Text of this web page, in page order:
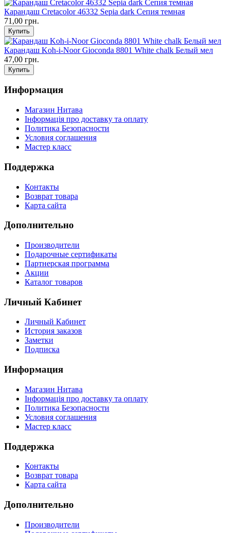
Карандаш Cretacolor 46332 Sepia dark Сепия темная
71,00 грн.
Карандаш Koh-i-Noor Gioconda 8801 White chalk Белый мел
47,00 грн.
Информация
Магазин Нитава
Інформація про доставку та оплату
Политика Безопасности
Условия соглашения
Мастер класс
Поддержка
Контакты
Возврат товара
Карта сайта
Дополнительно
Производители
Подарочные сертификаты
Партнерская программа
Акции
Каталог товаров
Личный Кабинет
Личный Кабинет
История заказов
Заметки
Подписка
Информация
Магазин Нитава
Інформація про доставку та оплату
Политика Безопасности
Условия соглашения
Мастер класс
Поддержка
Контакты
Возврат товара
Карта сайта
Дополнительно
Производители